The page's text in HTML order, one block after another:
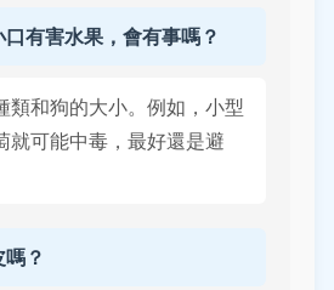
有害水果，會有事嗎？
類和狗的大小。例如，小型
就可能中毒，最好還是避
？